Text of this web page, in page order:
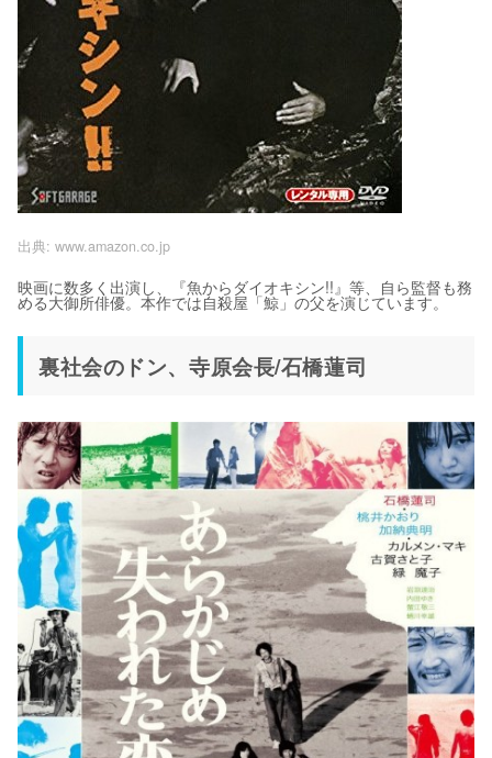
出典: www.amazon.co.jp
映画に数多く出演し、『魚からダイオキシン!!』等、自ら監督も務
める大御所俳優。本作では自殺屋「鯨」の父を演じています。
裏社会のドン、寺原会長/石橋蓮司